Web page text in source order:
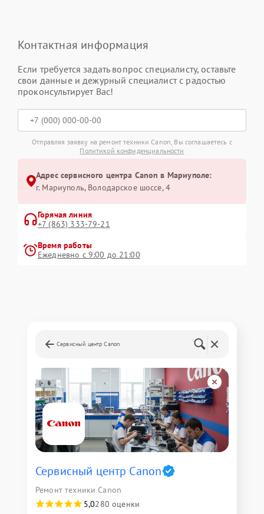
Контактная информация
Если требуется задать вопрос специалисту, оставьте
свои данные и дежурный специалист с радостью
проконсультирует Вас!
Отправляя заявку на ремонт техники Canon, Вы соглашаетесь с
Политикой конфиденциальности
Адрес сервисного центра Canon в Мариуполе:
г. Мариуполь, Володарское шоссе, 4
Горячая линия
+7 (863) 333-79-21
Время работы
Ежедневно с 9:00 до 21:00
Сервисный центр Canon
Сервисный центр Canon
Ремонт техники Canon
5,0280 оценки